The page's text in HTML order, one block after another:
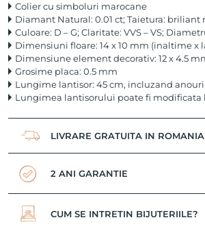
Colier cu simboluri marocane
Diamant Natural: 0.01 ct; Taietura: briliant
Culoare: D – G; Claritate: VVS – VS;
Dimensiuni floare: 14 x 10 mm (inaltime x
Dimensiune element decorativ: 12 x 4.5
Grosime placa: 0.5 mm
Lungime lantisor: 45 cm, incluzand
Lungimea lantisorului poate fi modificata
LIVRARE GRATUITA IN ROMANIA
2 ANI GARANTIE
CUM SE INTRETIN BIJUTERIILE?